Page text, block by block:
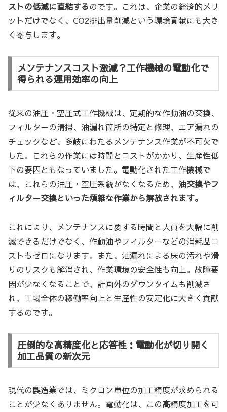
ストの低減に直結するのです。これは、企業の経済的メリ
ットだけでなく、CO2排出量削減という環境貢献にも大き
く寄与します。
メンテナンスコスト激減？工作機械の電動化で
得られる運用効率の向上
従来の油圧・空圧式工作機械は、定期的な作動油の交換、
フィルターの清掃、油漏れ箇所の特定と修理、エア漏れの
チェックなど、多岐にわたるメンテナンス作業が不可欠で
した。これらの作業には時間とコストがかかり、生産性低
下の要因ともなっていました。電動化された工作機械で
は、これらの油圧・空圧系統がなくなるため、 油交換やフ
ィルター交換といった煩雑な作業から解放されます。
これにより、メンテナンスに要する時間と人員を大幅に削
減できるだけでなく、作動油やフィルターなどの消耗品コ
ストもゼロになります。また、油漏れによる床の汚れや滑
りのリスクも解消され、作業環境の安全性も向上。故障要
因が少なくなることで、計画外のダウンタイムも削減さ
れ、工場全体の稼働率向上と生産性の安定化に大きく貢献
するのです。
圧倒的な高精度化と応答性：電動化が切り開く
加工品質の新次元
現代の製造業では、ミクロン単位の加工精度が求められる
ことが少なくありません。電動化は、この高精度加工を可